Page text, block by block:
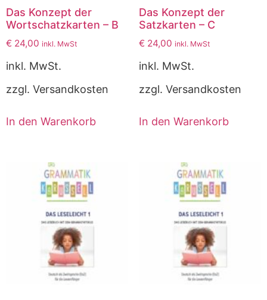
Das Konzept der
Wortschatzkarten – B
€ 24,00 inkl. MwSt
inkl. MwSt.
zzgl. Versandkosten
In den Warenkorb
Das Konzept der
Satzkarten – C
€ 24,00 inkl. MwSt
inkl. MwSt.
zzgl. Versandkosten
In den Warenkorb